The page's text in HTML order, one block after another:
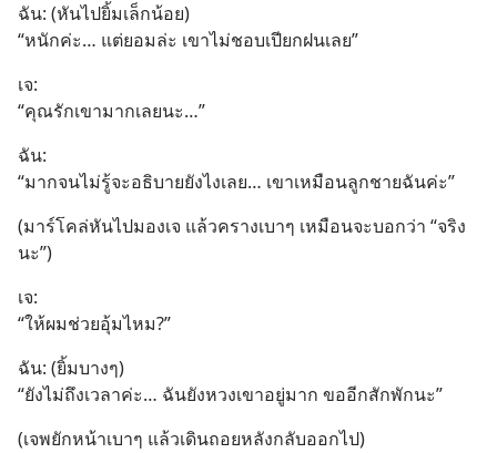
ฉัน: (หันไปยิ้มเล็กน้อย)
“หนักค่ะ… แต่ยอมล่ะ เขาไม่ชอบเปียกฝนเลย”
เจ:
“คุณรักเขามากเลยนะ…”
ฉัน:
“มากจนไม่รู้จะอธิบายยังไงเลย… เขาเหมือนลูกชายฉันค่ะ”
(มาร์โคล่หันไปมองเจ แล้วครางเบาๆ เหมือนจะบอกว่า “จริง
นะ”)
เจ:
“ให้ผมช่วยอุ้มไหม?”
ฉัน: (ยิ้มบางๆ)
“ยังไม่ถึงเวลาค่ะ… ฉันยังหวงเขาอยู่มาก ขออีกสักพักนะ”
(เจพยักหน้าเบาๆ แล้วเดินถอยหลังกลับออกไป)